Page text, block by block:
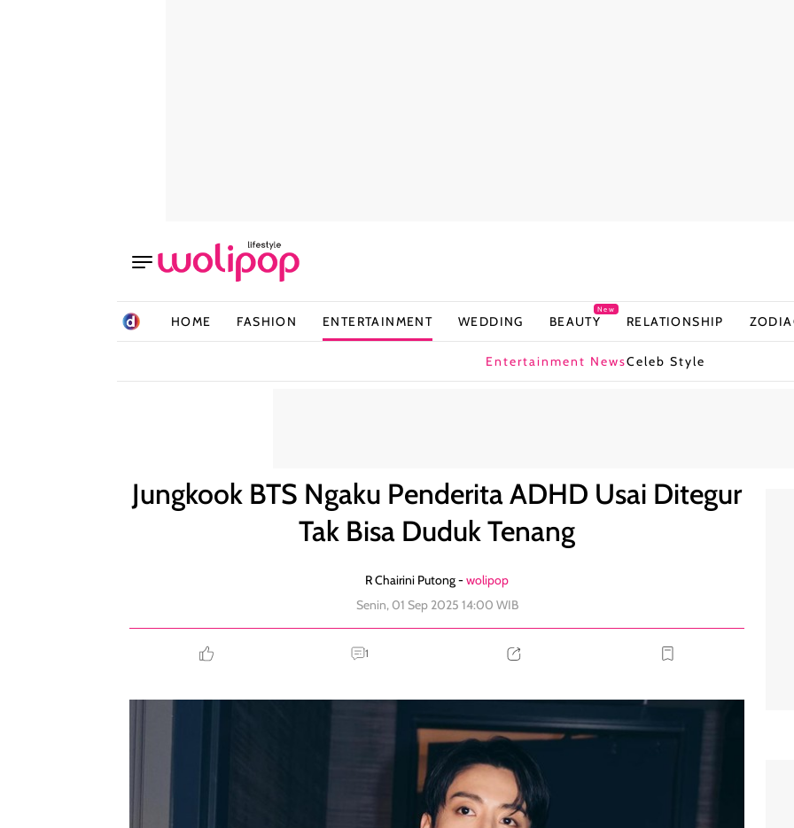
HOME FASHION ENTERTAINMENT WEDDING BEAUTY
New
RELATIONSHIP
Entertainment NewsCeleb Style
Jungkook BTS Ngaku Penderita ADHD Usai Ditegur
Tak Bisa Duduk Tenang
R Chairini Putong -wolipop
Senin, 01 Sep 2025 14:00 WIB
1